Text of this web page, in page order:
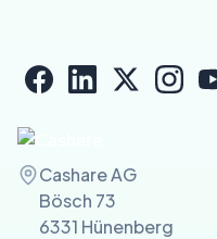
Cashare AG
Bösch 73
6331 Hünenberg